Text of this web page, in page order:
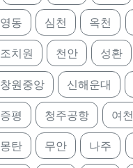
영동 심천 옥천
조치원 천안 성환
창원중앙 신해운대
증평 청주공항 여천
몽탄 무안 나주